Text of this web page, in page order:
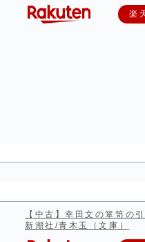
楽
【中古】幸田文の箪笥の
新潮社/青木玉（文庫）